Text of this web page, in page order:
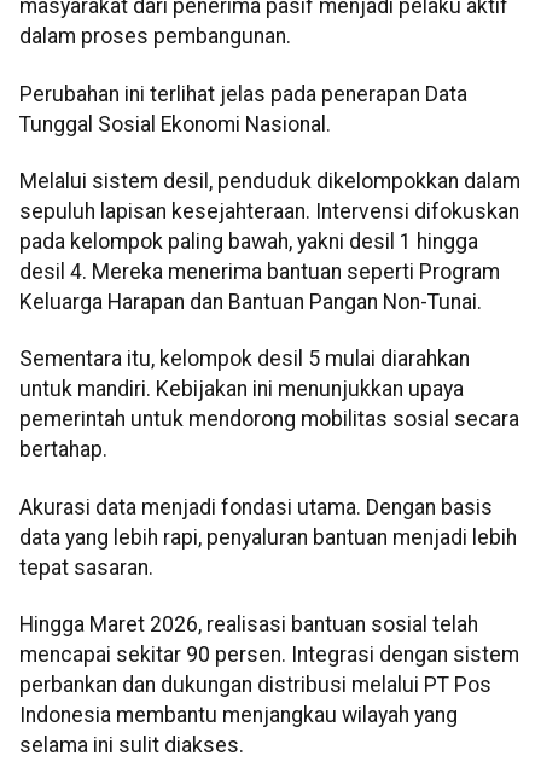
masyarakat dari penerima pasif menjadi pelaku aktif
dalam proses pembangunan.
Perubahan ini terlihat jelas pada penerapan Data
Tunggal Sosial Ekonomi Nasional.
Melalui sistem desil, penduduk dikelompokkan dalam
sepuluh lapisan kesejahteraan. Intervensi difokuskan
pada kelompok paling bawah, yakni desil 1 hingga
desil 4. Mereka menerima bantuan seperti Program
Keluarga Harapan dan Bantuan Pangan Non-Tunai.
Sementara itu, kelompok desil 5 mulai diarahkan
untuk mandiri. Kebijakan ini menunjukkan upaya
pemerintah untuk mendorong mobilitas sosial secara
bertahap.
Akurasi data menjadi fondasi utama. Dengan basis
data yang lebih rapi, penyaluran bantuan menjadi lebih
tepat sasaran.
Hingga Maret 2026, realisasi bantuan sosial telah
mencapai sekitar 90 persen. Integrasi dengan sistem
perbankan dan dukungan distribusi melalui PT Pos
Indonesia membantu menjangkau wilayah yang
selama ini sulit diakses.